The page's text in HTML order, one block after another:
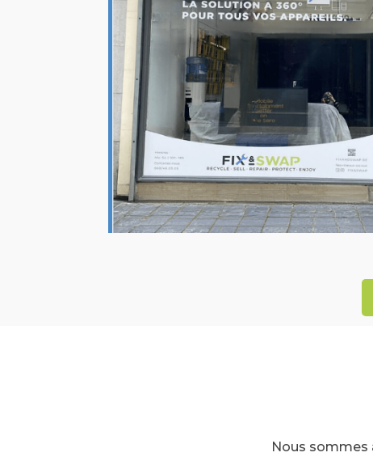
Nous sommes